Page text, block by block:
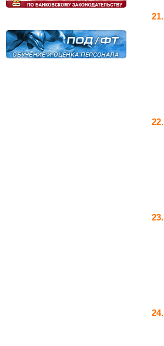
21.
22.
23.
24.